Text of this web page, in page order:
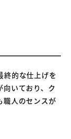
終的な仕上げを
いており、ク
職人のセンスが